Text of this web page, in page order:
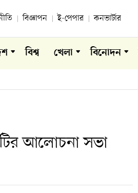
বিজ্ঞাপন ই-পেপার কনভার্টার
বিশ্ব খেলা বিনোদন
আলোচনা সভা